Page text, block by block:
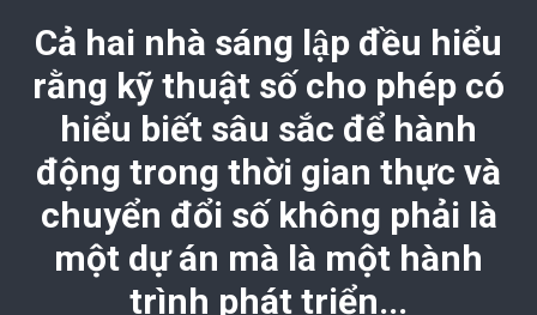
Cả hai nhà sáng lập đều hiểu
rằng kỹ thuật số cho phép có
hiểu biết sâu sắc để hành
động trong thời gian thực và
chuyển đổi số không phải là
một dự án mà là một hành
trình phát triển...